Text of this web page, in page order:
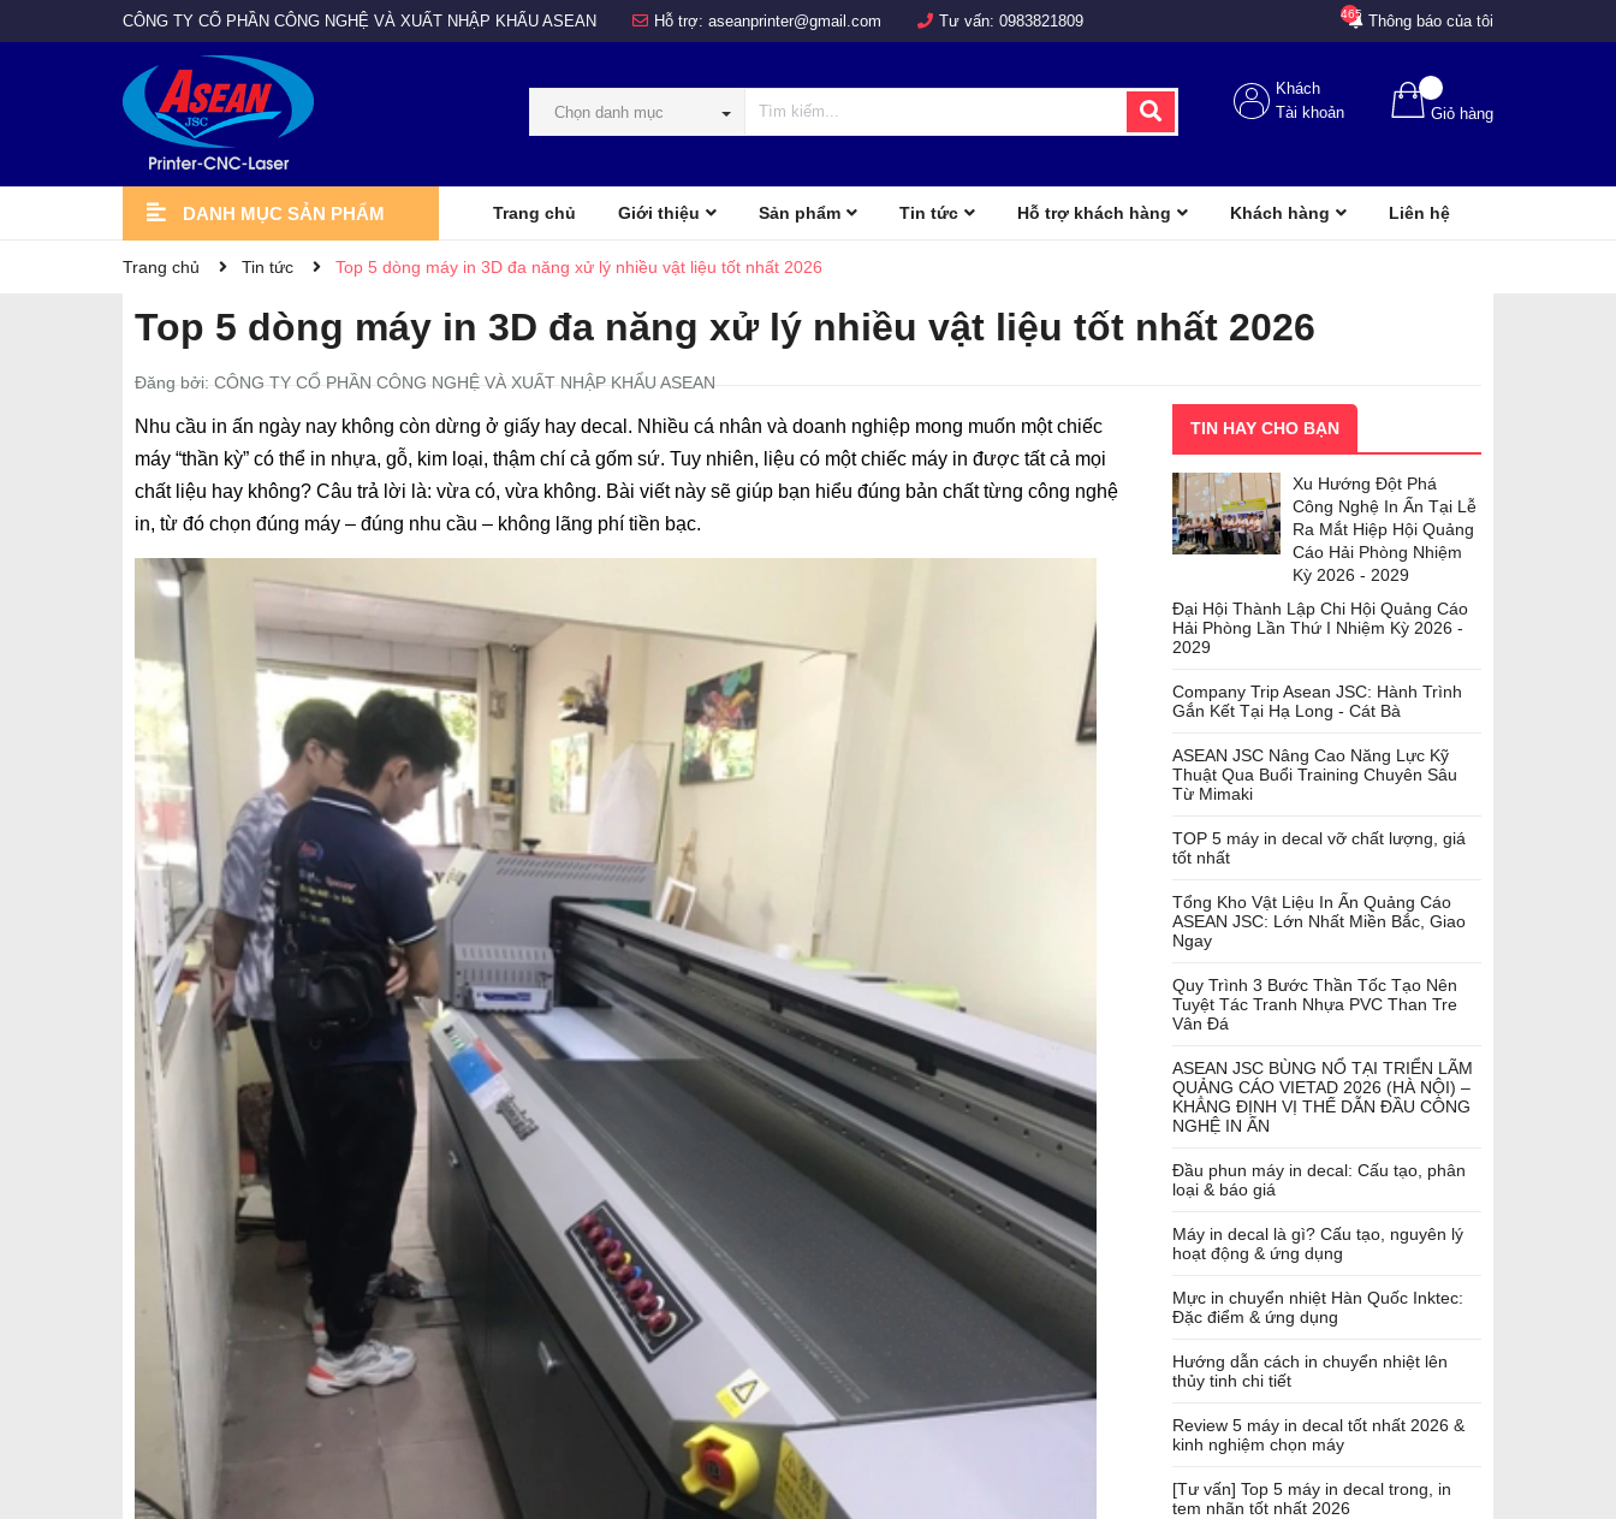
CÔNG TY CỔ PHẦN CÔNG NGHỆ VÀ XUẤT NHẬP KHẨU ASEAN Hỗ trợ: aseanprinter@gmail.com Tư vấn: 0983821809 Thông báo của tôi
465
Chọn danh mục Giỏ hàng
Khách
Tài khoản
DANH MỤC SẢN PHẨM Trang chủ Giới thiệu Sản phẩm Tin tức Hỗ trợ khách hàng Khách hàng Liên hệ
Trang chủ Tin tức Top 5 dòng máy in 3D đa năng xử lý nhiều vật liệu tốt nhất 2026
Top 5 dòng máy in 3D đa năng xử lý nhiều vật liệu tốt nhất 2026
Đăng bởi: CÔNG TY CỔ PHẦN CÔNG NGHỆ VÀ XUẤT NHẬP KHẨU ASEAN
Nhu cầu in ấn ngày nay không còn dừng ở giấy hay decal. Nhiều cá nhân và doanh nghiệp mong muốn một chiếc
máy “thần kỳ” có thể in nhựa, gỗ, kim loại, thậm chí cả gốm sứ. Tuy nhiên, liệu có một chiếc máy in được tất cả mọi
chất liệu hay không? Câu trả lời là: vừa có, vừa không. Bài viết này sẽ giúp bạn hiểu đúng bản chất từng công nghệ
in, từ đó chọn đúng máy – đúng nhu cầu – không lãng phí tiền bạc.
TIN HAY CHO BẠN
Xu Hướng Đột Phá
Công Nghệ In Ấn Tại Lễ
Ra Mắt Hiệp Hội Quảng
Cáo Hải Phòng Nhiệm
Kỳ 2026 - 2029
Đại Hội Thành Lập Chi Hội Quảng Cáo
Hải Phòng Lần Thứ I Nhiệm Kỳ 2026 -
2029
Company Trip Asean JSC: Hành Trình
Gắn Kết Tại Hạ Long - Cát Bà
ASEAN JSC Nâng Cao Năng Lực Kỹ
Thuật Qua Buổi Training Chuyên Sâu
Từ Mimaki
TOP 5 máy in decal vỡ chất lượng, giá
tốt nhất
Tổng Kho Vật Liệu In Ấn Quảng Cáo
ASEAN JSC: Lớn Nhất Miền Bắc, Giao
Ngay
Quy Trình 3 Bước Thần Tốc Tạo Nên
Tuyệt Tác Tranh Nhựa PVC Than Tre
Vân Đá
ASEAN JSC BÙNG NỔ TẠI TRIỂN LÃM
QUẢNG CÁO VIETAD 2026 (HÀ NỘI) –
KHẲNG ĐỊNH VỊ THẾ DẪN ĐẦU CÔNG
NGHỆ IN ẤN
Đầu phun máy in decal: Cấu tạo, phân
loại & báo giá
Máy in decal là gì? Cấu tạo, nguyên lý
hoạt động & ứng dụng
Mực in chuyển nhiệt Hàn Quốc Inktec:
Đặc điểm & ứng dụng
Hướng dẫn cách in chuyển nhiệt lên
thủy tinh chi tiết
Review 5 máy in decal tốt nhất 2026 &
kinh nghiệm chọn máy
[Tư vấn] Top 5 máy in decal trong, in
tem nhãn tốt nhất 2026